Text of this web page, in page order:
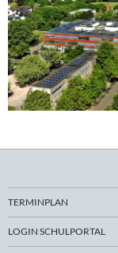
TERMINPLAN
LOGIN SCHULPORTAL